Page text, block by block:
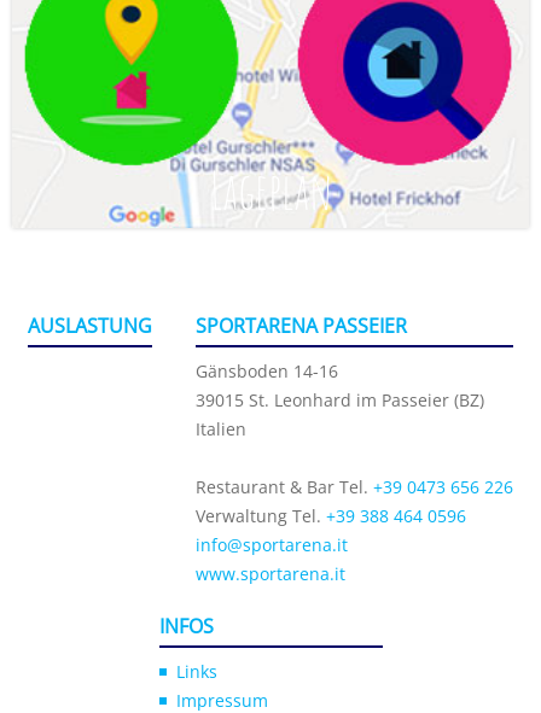
Lageplan
AUSLASTUNG SPORTARENA PASSEIER
Gänsboden 14-16
39015 St. Leonhard im Passeier (BZ)
Italien
Restaurant & Bar Tel. +39 0473 656 226
Verwaltung Tel. +39 388 464 0596
info@sportarena.it
www.sportarena.it
INFOS
Links
Impressum